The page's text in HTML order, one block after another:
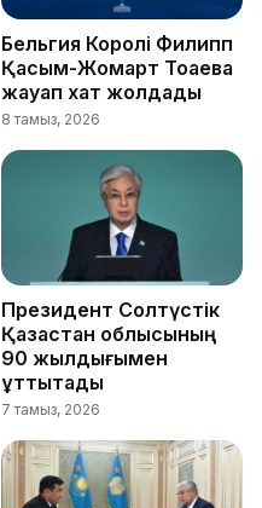
Бельгия Королі Филипп
Қасым-Жомарт Тоқаевқа
жауап хат жолдады
8 тамыз, 2026
Президент Солтүстік
Қазақстан облысының
90 жылдығымен
құттықтады
7 тамыз, 2026